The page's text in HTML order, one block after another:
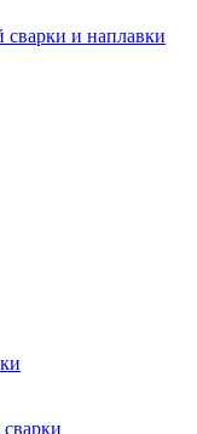
и наплавки